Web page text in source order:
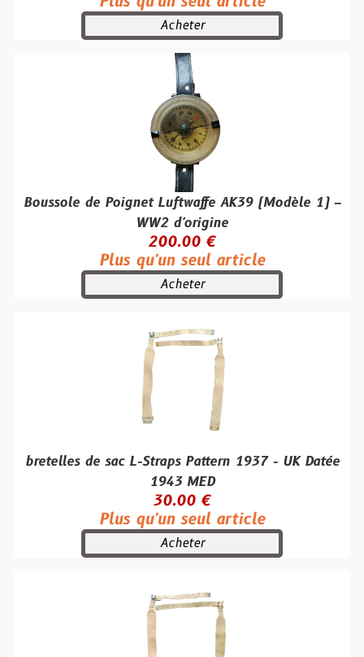
Acheter
Boussole de Poignet Luftwaffe AK39 (Modèle 1) –
WW2 d'origine
200.00 €
Plus qu'un seul article
Acheter
bretelles de sac L-Straps Pattern 1937 - UK Datée
1943 MED
30.00 €
Plus qu'un seul article
Acheter